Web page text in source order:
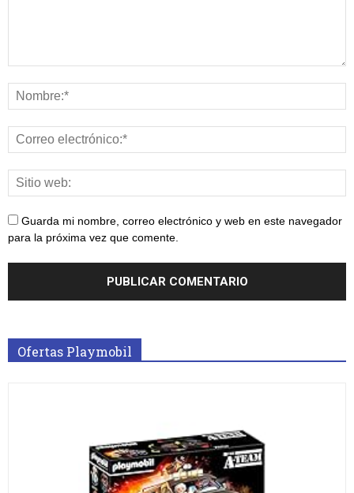
Guarda mi nombre, correo electrónico y web en este navegador
para la próxima vez que comente.
Ofertas Playmobil